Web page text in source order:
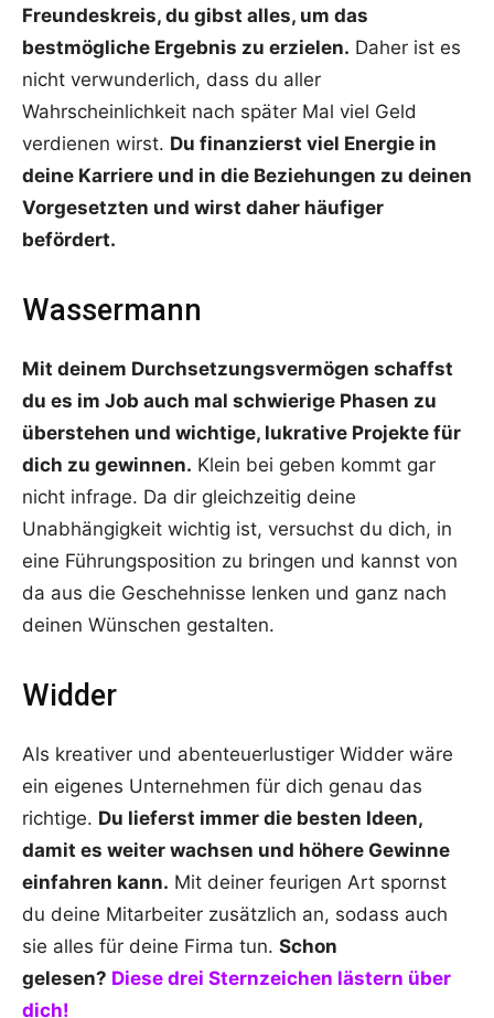
Freundeskreis, du gibst alles, um das
bestmögliche Ergebnis zu erzielen. Daher ist es
nicht verwunderlich, dass du aller
Wahrscheinlichkeit nach später Mal viel Geld
verdienen wirst. Du finanzierst viel Energie in
deine Karriere und in die Beziehungen zu deinen
Vorgesetzten und wirst daher häufiger
befördert.
Wassermann
Mit deinem Durchsetzungsvermögen schaffst
du es im Job auch mal schwierige Phasen zu
überstehen und wichtige, lukrative Projekte für
dich zu gewinnen. Klein bei geben kommt gar
nicht infrage. Da dir gleichzeitig deine
Unabhängigkeit wichtig ist, versuchst du dich, in
eine Führungsposition zu bringen und kannst von
da aus die Geschehnisse lenken und ganz nach
deinen Wünschen gestalten.
Widder
Als kreativer und abenteuerlustiger Widder wäre
ein eigenes Unternehmen für dich genau das
richtige. Du lieferst immer die besten Ideen,
damit es weiter wachsen und höhere Gewinne
einfahren kann. Mit deiner feurigen Art spornst
du deine Mitarbeiter zusätzlich an, sodass auch
sie alles für deine Firma tun. Schon
gelesen? Diese drei Sternzeichen lästern über
dich!